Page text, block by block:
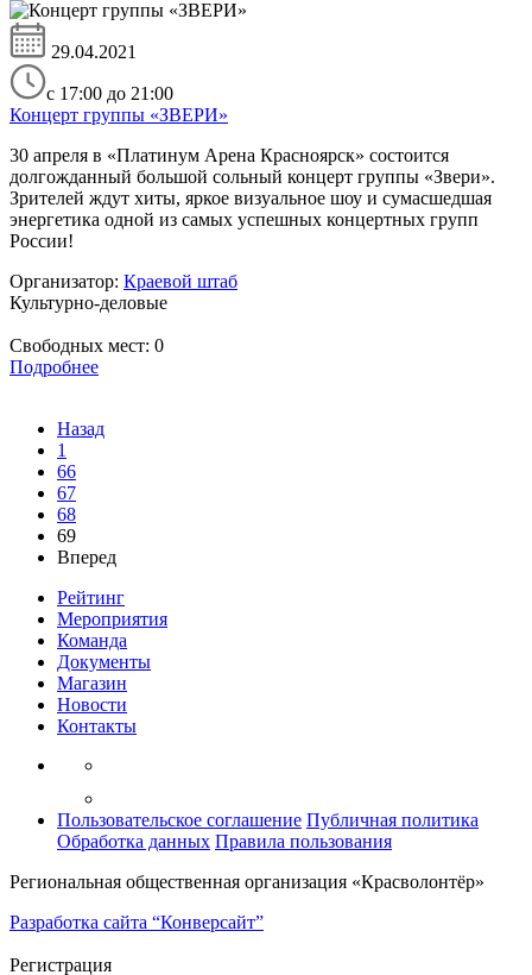
29.04.2021
с 17:00 до 21:00
Концерт группы «ЗВЕРИ»
30 апреля в «Платинум Арена Красноярск» состоится
долгожданный большой сольный концерт группы «Звери».
Зрителей ждут хиты, яркое визуальное шоу и сумасшедшая
энергетика одной из самых успешных концертных групп
России!
Организатор: Краевой штаб
Культурно-деловые
Свободных мест: 0
Подробнее
Назад
1
66
67
68
69
Вперед
Рейтинг
Мероприятия
Команда
Документы
Магазин
Новости
Контакты
Пользовательское соглашение Публичная политика
Обработка данных Правила пользования
Региональная общественная организация «Красволонтёр»
Разработка сайта “Конверсайт”
Регистрация